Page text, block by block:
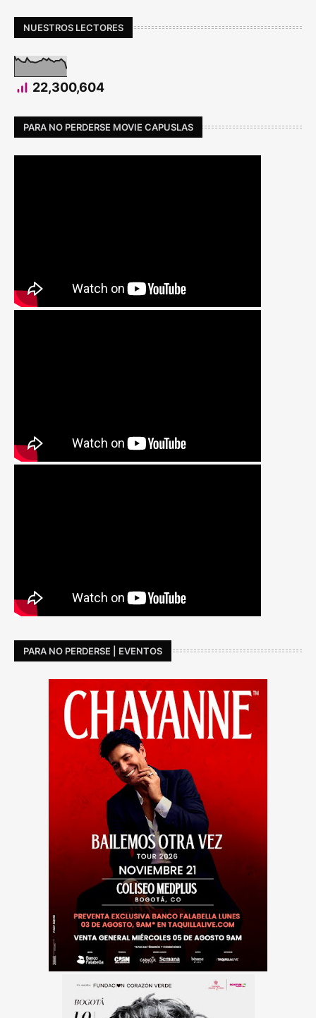
NUESTROS LECTORES
22,300,604
PARA NO PERDERSE MOVIE CAPUSLAS
PARA NO PERDERSE | EVENTOS